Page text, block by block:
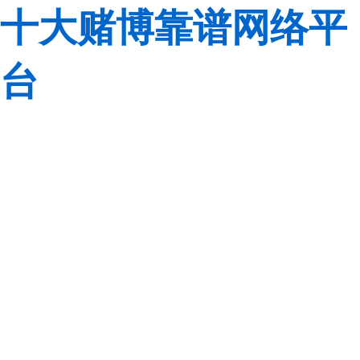
十大赌博靠谱网络平
台